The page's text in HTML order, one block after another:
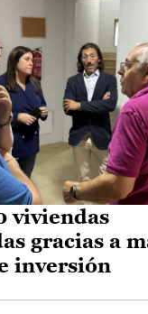
viviendas
gracias a
inversión